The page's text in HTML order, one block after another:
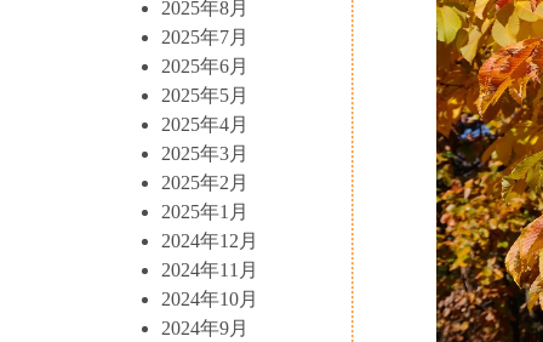
2025年8月
2025年7月
2025年6月
2025年5月
2025年4月
2025年3月
2025年2月
2025年1月
2024年12月
2024年11月
2024年10月
2024年9月